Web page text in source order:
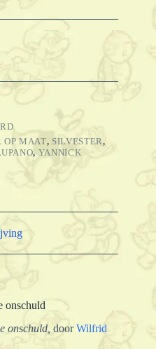
OP MAAT, SILVESTER,
, YANNICK
onschuld
onschuld, doorWilfrid